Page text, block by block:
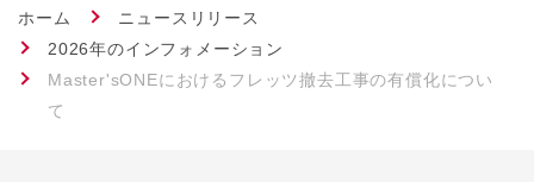
ホーム
ニュースリリース
2026年のインフォメーション
Master'sONEにおけるフレッツ撤去工事の有償化につい
て